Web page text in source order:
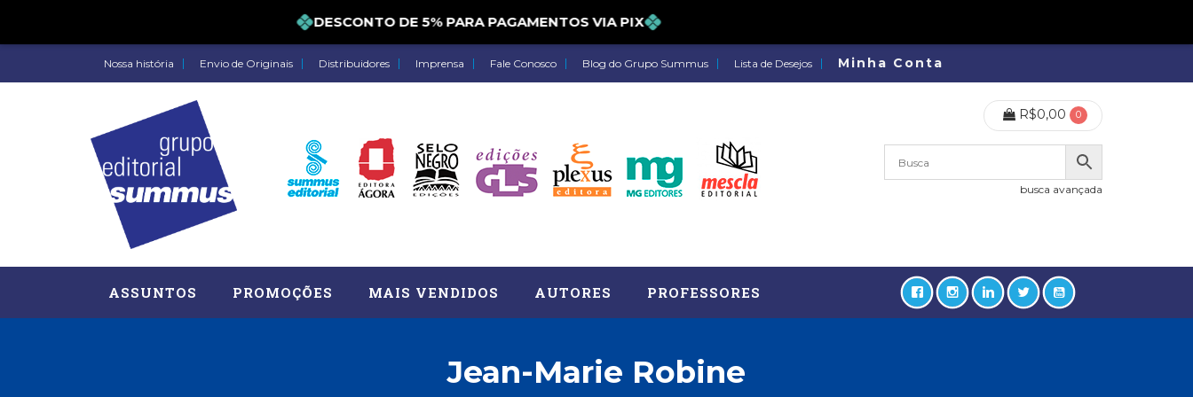
DESCONTO DE 5% PARA PAGAMENTOS VIA PIX
Nossa história Envio de Originais Distribuidores Imprensa Fale Conosco Blog do Grupo Summus Lista de Desejos Minha Conta
R$0,00 0
busca avançada
ASSUNTOS PROMOÇÕES MAIS VENDIDOS AUTORES PROFESSORES
Jean-Marie Robine